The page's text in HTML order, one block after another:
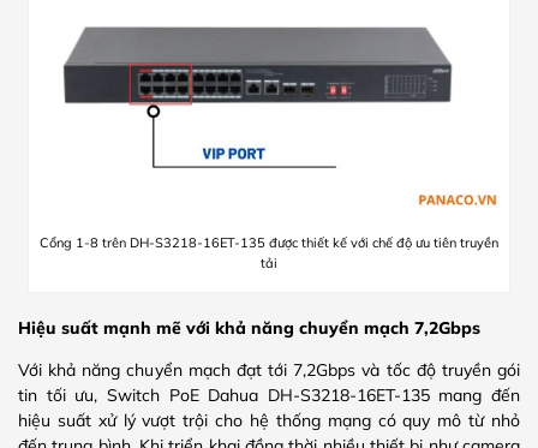
Cổng 1-8 trên DH-S3218-16ET-135 được thiết kế với chế độ ưu tiên truyền
tải
Hiệu suất mạnh mẽ với khả năng chuyển mạch 7,2Gbps
Với khả năng chuyển mạch đạt tới 7,2Gbps và tốc độ truyền gói
tin tối ưu, Switch PoE Dahua DH-S3218-16ET-135 mang đến
hiệu suất xử lý vượt trội cho hệ thống mạng có quy mô từ nhỏ